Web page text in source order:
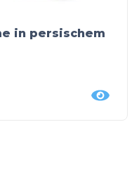
in persischem